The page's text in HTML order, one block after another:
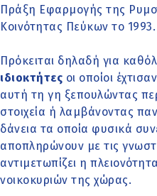
Πράξη Εφαρμογής της
Κοινότητας Πεύκων το 1993.
Πρόκειται δηλαδή για
ιδιοκτήτες οι οποίοι
αυτή τη γη ξεπουλώντας
στοιχεία ή λαμβάνοντας
δάνεια τα οποία φυσικά
αποπληρώνουν με τις
αντιμετωπίζει η
νοικοκυριών της χώρας.